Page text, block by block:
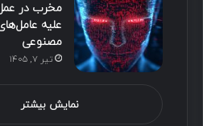
مخرب در
علیه
مصنوعی
تیر ۷, ۱۴۰۵
نمایش بیشتر